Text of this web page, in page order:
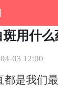
用什么
03 12:00
都是我们